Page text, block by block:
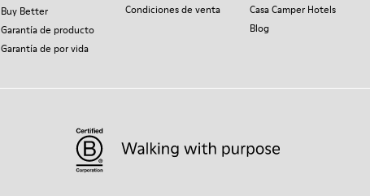
Buy Better
Garantía de producto
Garantía de por vida
Condiciones de venta
Casa Camper Hotels
Blog